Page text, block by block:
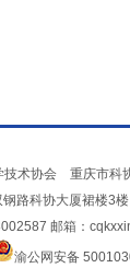
技术协会 重庆市科
钢路科协大厦裙楼3
邮箱：
渝公网安备